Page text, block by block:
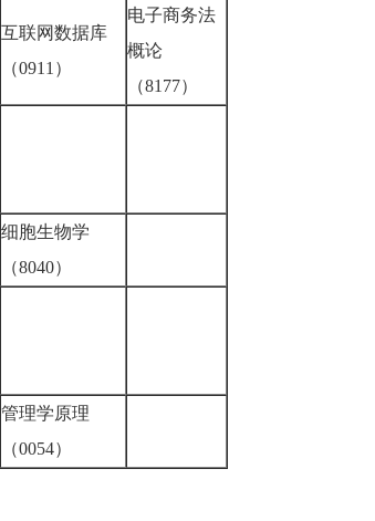
互联网数据库
（0911）
电子商务法
概论
（8177）
细胞生物学
（8040）
管理学原理
（0054）